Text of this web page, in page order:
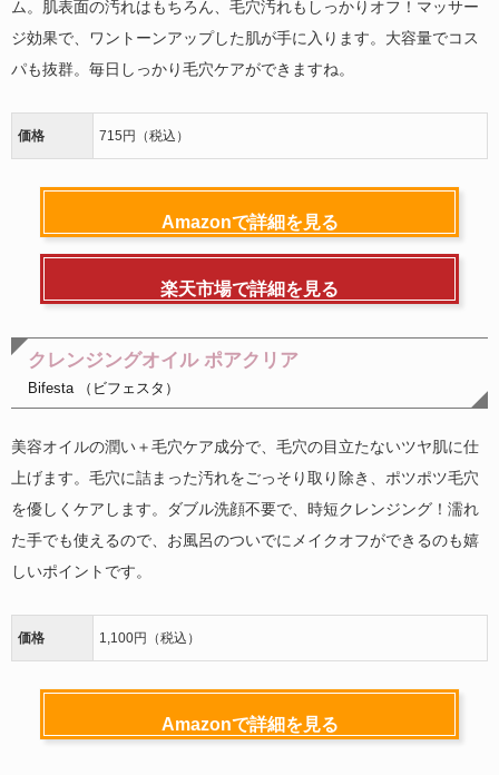
ム。肌表面の汚れはもちろん、毛穴汚れもしっかりオフ！マッサー
ジ効果で、ワントーンアップした肌が手に入ります。大容量でコス
パも抜群。毎日しっかり毛穴ケアができますね。
価格 715円（税込）
Amazonで詳細を見る
楽天市場で詳細を見る
クレンジングオイル ポアクリア
Bifesta （ビフェスタ）
美容オイルの潤い＋毛穴ケア成分で、毛穴の目立たないツヤ肌に仕
上げます。毛穴に詰まった汚れをごっそり取り除き、ポツポツ毛穴
を優しくケアします。ダブル洗顔不要で、時短クレンジング！濡れ
た手でも使えるので、お風呂のついでにメイクオフができるのも嬉
しいポイントです。
価格 1,100円（税込）
Amazonで詳細を見る